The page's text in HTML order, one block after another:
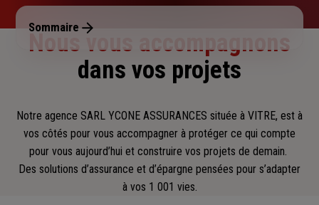
Dimanche : Fermé
Sommaire
Nous vous accompagnons
dans vos projets
Notre agence SARL YCONE ASSURANCES située à VITRE, est à
vos côtés pour vous accompagner à protéger ce qui compte
pour vous aujourd’hui et construire vos projets de demain.
Des solutions d’assurance et d’épargne pensées pour s’adapter
à vos 1 001 vies.